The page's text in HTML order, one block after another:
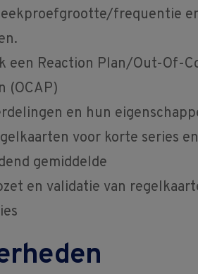
frequentie
een Reaction Plan/Out-Of-
(OCAP)
en hun
voor korte series
gemiddelde
en validatie van